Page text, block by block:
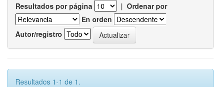
Resultados por página | Ordenar por
En orden
Autor/registro
Resultados 1-1 de 1.